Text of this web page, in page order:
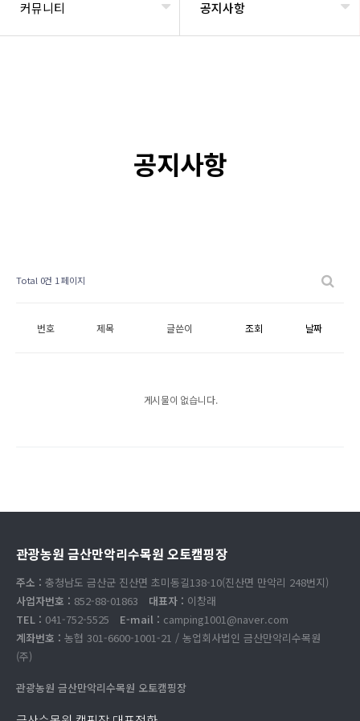
커뮤니티 공지사항
공지사항
Total 0건 1 페이지
번호 제목 글쓴이 조회 날짜
게시물이 없습니다.
관광농원 금산만악리수목원 오토캠핑장
주소 : 충청남도 금산군 진산면 초미동길138-10(진산면 만악리 248번지)
사업자번호 : 852-88-01863 대표자 : 이창래
TEL : 041-752-5525 E-mail : camping1001@naver.com
계좌번호 : 농협 301-6600-1001-21 / 농업회사법인 금산만악리수목원
(주)
관광농원 금산만악리수목원 오토캠핑장